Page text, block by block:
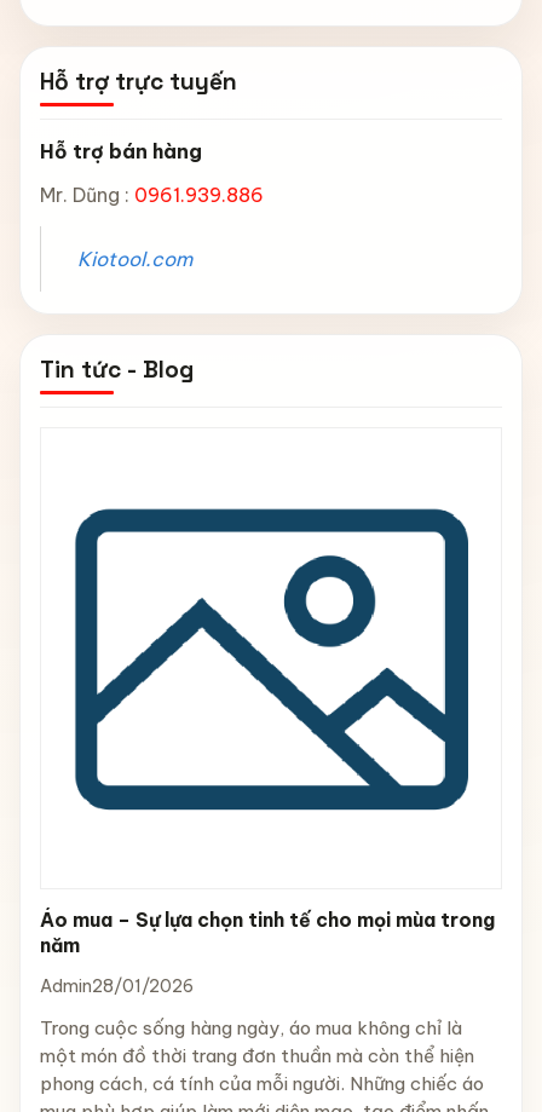
Hỗ trợ trực tuyến
Hỗ trợ bán hàng
Mr. Dũng : 0961.939.886
Kiotool.com
Tin tức - Blog
Áo mua – Sự lựa chọn tinh tế cho mọi mùa trong
năm
Admin28/01/2026
Trong cuộc sống hàng ngày, áo mua không chỉ là
một món đồ thời trang đơn thuần mà còn thể hiện
phong cách, cá tính của mỗi người. Những chiếc áo